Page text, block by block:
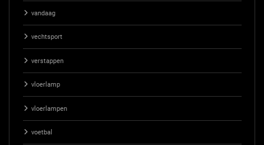
vandaag
vechtsport
verstappen
vloerlamp
vloerlampen
voetbal